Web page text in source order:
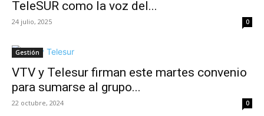
TeleSUR como la voz del...
24 julio, 2025 0
Gestión
VTV y Telesur firman este martes convenio
para sumarse al grupo...
22 octubre, 2024 0